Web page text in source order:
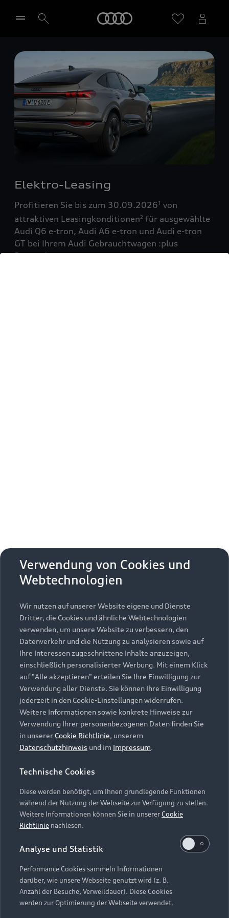
Händler wählen
Elektro-Leasing
Profitieren Sie bis zum 30.09.20261 von
attraktiven Leasingkonditionen2 für ausgewählte
Audi Q6 e-tron, Audi A6 e-tron und Audi e-tron
GT bei Ihrem Audi Gebrauchtwagen :plus
Partner!
Zurück nach oben
Modelle
Alle Modelle
Modelle vergleichen
Elektromodelle
Plug-in-Hybride
Kaufen & leasen
Neuwagensuche
Gebrauchtwagensuche
Gebrauchtwagen
Finanzierung
Aktionen & Angebote
Geschäftskunden
Service & Zubehör
Saisonale Angebote
Audi Services
Garantie
Audi digital services
myAudi
Support
Kundenservice
Händlersuche
Audi Code
Online-Terminvereinbarung
Servicekontakt
Vertrag widerrufen
Über Audi
Unternehmen
Karriere
Investor Relations
Presse & Media Center
Datenschutz
Audi erleben
Newsletter
Impressum Rechtliches
Hinweisgebersystem
Datenschutzinformation
Cookie-Einstellungen
Cookie-Richtlinie
Barrierefreiheit
Hinweis: Die aktuelle Darstellung und Anordnung der
Embleme am Fahrzeug bei allen Abbildungen auf dieser
Webseite kann abweichen.
Verwendung von Cookies und
Webtechnologien
Wir nutzen auf unserer Website eigene und Dienste
Dritter, die Cookies und ähnliche Webtechnologien
verwenden, um unsere Website zu verbessern, den
Datenverkehr und die Nutzung zu analysieren sowie auf
Ihre Interessen zugeschnittene Inhalte anzuzeigen,
einschließlich personalisierter Werbung. Mit einem Klick
auf "Alle akzeptieren" erteilen Sie Ihre Einwilligung zur
Verwendung aller Dienste. Sie können Ihre Einwilligung
jederzeit in den Cookie-Einstellungen widerrufen.
Weitere Informationen sowie konkrete Hinweise zur
Verwendung Ihrer personenbezogenen Daten finden Sie
in unserer Cookie Richtlinie, unserem
Datenschutzhinweis und im Impressum.
Technische Cookies
Diese werden benötigt, um Ihnen grundlegende Funktionen
während der Nutzung der Webseite zur Verfügung zu stellen.
Weitere Informationen können Sie in unsererCookie
Richtlinie nachlesen.
Analyse und Statistik
Performance Cookies sammeln Informationen
darüber, wie unsere Webseite genutzt wird (z. B.
Anzahl der Besuche, Verweildauer). Diese Cookies
werden zur Optimierung der Webseite verwendet.